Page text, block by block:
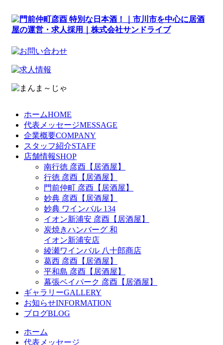
ホームHOME
代表メッセージMESSAGE
企業概要COMPANY
スタッフ紹介STAFF
店舗情報SHOP
南行徳 彦酉【居酒屋】
行徳 彦酉【居酒屋】
門前仲町 彦酉【居酒屋】
妙典 彦酉【居酒屋】
妙典 ワインバル 134
イオン新浦安 彦酉【居酒屋】
炭焼きハンバーグ 和
イオン新浦安店
綾瀬ワインバル 八十郎商店
葛西 彦酉【居酒屋】
平和島 彦酉【居酒屋】
幕張ベイパーク 彦酉【居酒屋】
ギャラリーGALLERY
お知らせINFORMATION
ブログBLOG
ホーム
代表メッセージ